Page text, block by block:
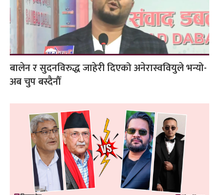
बालेन र सुदनविरुद्ध जाहेरी दिएको अनेरास्ववियुले भन्यो-
अब चुप बस्दैनौँ